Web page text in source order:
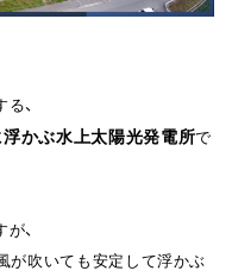
、
かぶ水上太陽光発電所で
、
が吹いても安定して浮かぶ